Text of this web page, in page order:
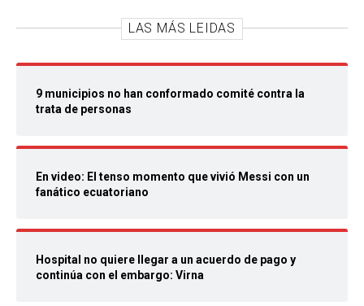
LAS MÁS LEIDAS
9 municipios no han conformado comité contra la
trata de personas
En video: El tenso momento que vivió Messi con un
fanático ecuatoriano
Hospital no quiere llegar a un acuerdo de pago y
continúa con el embargo: Virna